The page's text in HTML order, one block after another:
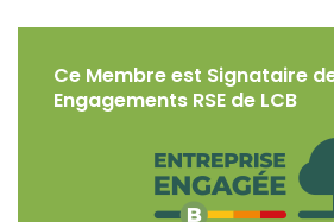
Ce Membre est Signataire
Engagements RSE de LCB